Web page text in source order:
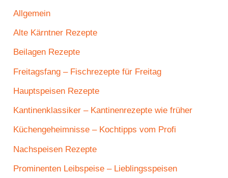
Allgemein
Alte Kärntner Rezepte
Beilagen Rezepte
Freitagsfang – Fischrezepte für Freitag
Hauptspeisen Rezepte
Kantinenklassiker – Kantinenrezepte wie früher
Küchengeheimnisse – Kochtipps vom Profi
Nachspeisen Rezepte
Prominenten Leibspeise – Lieblingsspeisen